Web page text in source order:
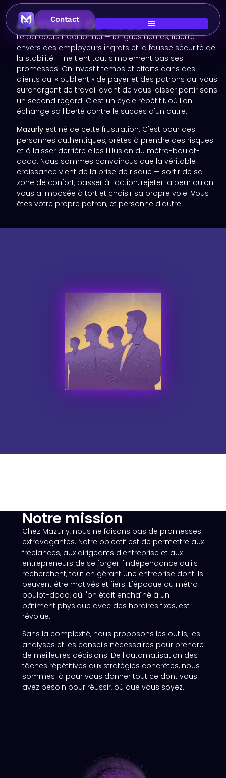
Contact
À propos de nous
Le parcours traditionnel — longues heures, fidélité
envers des employeurs ingrats et la fausse sécurité de
la stabilité — ne tient tout simplement pas ses
promesses. On investit temps et efforts dans des
clients qui « oublient » de payer et des patrons qui vous
surchargent de travail avant de vous laisser partir sans
un second regard. C'est un cycle répétitif, où l'on
échange sa liberté contre le succès d'un autre.
Mazurly est né de cette frustration. C'est pour des
personnes authentiques, prêtes à prendre des risques
et à laisser derrière elles l'illusion du métro-boulot-
dodo. Nous sommes convaincus que la véritable
croissance vient de la prise de risque — sortir de sa
zone de confort, passer à l'action, rejeter la peur qu'on
vous a imposée à tort et choisir sa propre voie. Vous
êtes votre propre patron, et personne d'autre.
Notre mission
Chez Mazurly, nous ne faisons pas de promesses
extravagantes. Notre objectif est de permettre aux
freelances, aux dirigeants d'entreprise et aux
entrepreneurs de se forger l'indépendance qu'ils
recherchent, tout en gérant une entreprise dont ils
peuvent être motivés et fiers. L'époque du métro-
boulot-dodo, où l'on était enchaîné à un
bâtiment physique avec des horaires fixes, est
révolue.
Sans la complexité, nous proposons les outils, les
analyses et les conseils nécessaires pour prendre
de meilleures décisions. De l'automatisation des
tâches répétitives aux stratégies concrètes, nous
sommes là pour vous donner tout ce dont vous
avez besoin pour réussir, où que vous soyez.